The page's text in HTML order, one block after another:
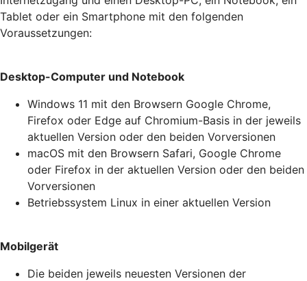
Tablet oder ein Smartphone mit den folgenden
Voraussetzungen:
Desktop-Computer und Notebook
Windows 11 mit den Browsern Google Chrome,
Firefox oder Edge auf Chromium-Basis in der jeweils
aktuellen Version oder den beiden Vorversionen
macOS mit den Browsern Safari, Google Chrome
oder Firefox in der aktuellen Version oder den beiden
Vorversionen
Betriebssystem Linux in einer aktuellen Version
Mobilgerät
Die beiden jeweils neuesten Versionen der